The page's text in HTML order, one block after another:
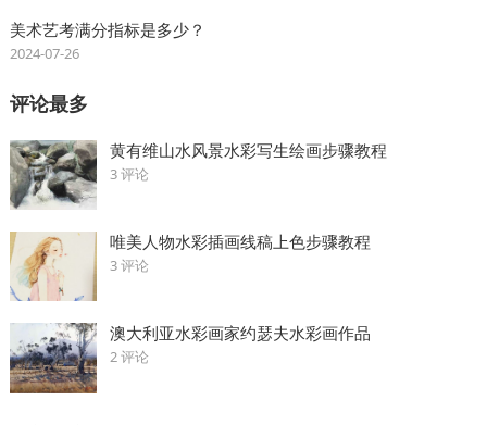
美术艺考满分指标是多少？
2024-07-26
评论最多
黄有维山水风景水彩写生绘画步骤教程
3 评论
唯美人物水彩插画线稿上色步骤教程
3 评论
澳大利亚水彩画家约瑟夫水彩画作品
2 评论